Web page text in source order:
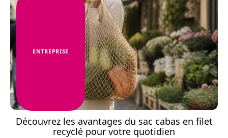
ENTREPRISE
Découvrez les avantages du sac cabas en filet
recyclé pour votre quotidien